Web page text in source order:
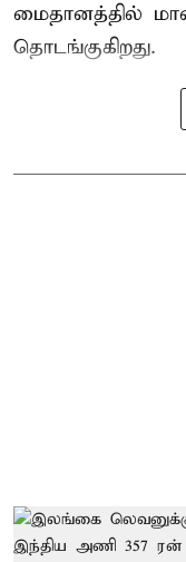
மைதானத்தில்
தொடங்குகிறது.